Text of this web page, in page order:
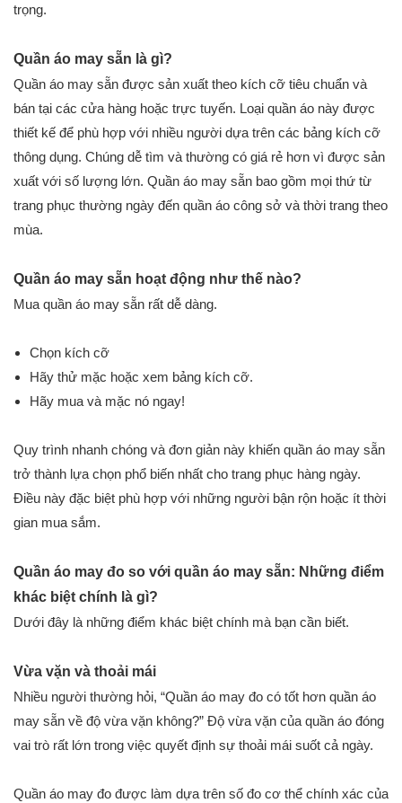
trọng.
Quần áo may sẵn là gì?
Quần áo may sẵn được sản xuất theo kích cỡ tiêu chuẩn và
bán tại các cửa hàng hoặc trực tuyến. Loại quần áo này được
thiết kế để phù hợp với nhiều người dựa trên các bảng kích cỡ
thông dụng. Chúng dễ tìm và thường có giá rẻ hơn vì được sản
xuất với số lượng lớn. Quần áo may sẵn bao gồm mọi thứ từ
trang phục thường ngày đến quần áo công sở và thời trang theo
mùa.
Quần áo may sẵn hoạt động như thế nào?
Mua quần áo may sẵn rất dễ dàng.
Chọn kích cỡ
Hãy thử mặc hoặc xem bảng kích cỡ.
Hãy mua và mặc nó ngay!
Quy trình nhanh chóng và đơn giản này khiến quần áo may sẵn
trở thành lựa chọn phổ biến nhất cho trang phục hàng ngày.
Điều này đặc biệt phù hợp với những người bận rộn hoặc ít thời
gian mua sắm.
Quần áo may đo so với quần áo may sẵn: Những điểm
khác biệt chính là gì?
Dưới đây là những điểm khác biệt chính mà bạn cần biết.
Vừa vặn và thoải mái
Nhiều người thường hỏi, “Quần áo may đo có tốt hơn quần áo
may sẵn về độ vừa vặn không?” Độ vừa vặn của quần áo đóng
vai trò rất lớn trong việc quyết định sự thoải mái suốt cả ngày.
Quần áo may đo được làm dựa trên số đo cơ thể chính xác của